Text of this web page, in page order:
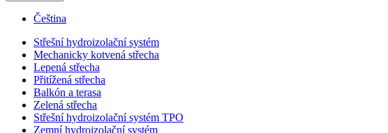
Čeština
Střešní hydroizolační systém
Mechanicky kotvená střecha
Lepená střecha
Přitížená střecha
Balkón a terasa
Zelená střecha
Střešní hydroizolační systém TPO
Zemní hydroizolační systém